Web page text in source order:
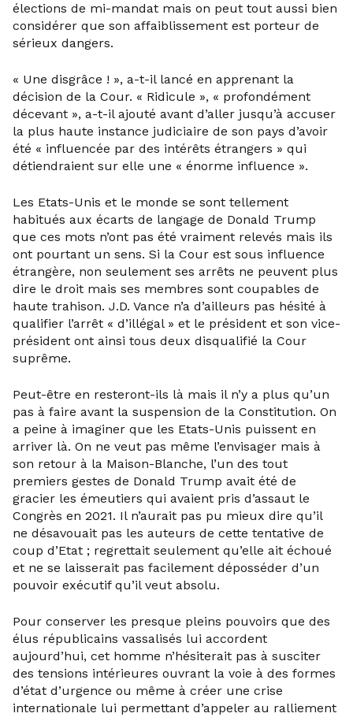
élections de mi-mandat mais on peut tout aussi bien
considérer que son affaiblissement est porteur de
sérieux dangers.
« Une disgrâce ! », a-t-il lancé en apprenant la
décision de la Cour. « Ridicule », « profondément
décevant », a-t-il ajouté avant d’aller jusqu’à accuser
la plus haute instance judiciaire de son pays d’avoir
été « influencée par des intérêts étrangers » qui
détiendraient sur elle une « énorme influence ».
Les Etats-Unis et le monde se sont tellement
habitués aux écarts de langage de Donald Trump
que ces mots n’ont pas été vraiment relevés mais ils
ont pourtant un sens. Si la Cour est sous influence
étrangère, non seulement ses arrêts ne peuvent plus
dire le droit mais ses membres sont coupables de
haute trahison. J.D. Vance n’a d’ailleurs pas hésité à
qualifier l’arrêt « d’illégal » et le président et son vice-
président ont ainsi tous deux disqualifié la Cour
suprême.
Peut-être en resteront-ils là mais il n’y a plus qu’un
pas à faire avant la suspension de la Constitution. On
a peine à imaginer que les Etats-Unis puissent en
arriver là. On ne veut pas même l’envisager mais à
son retour à la Maison-Blanche, l’un des tout
premiers gestes de Donald Trump avait été de
gracier les émeutiers qui avaient pris d’assaut le
Congrès en 2021. Il n’aurait pas pu mieux dire qu’il
ne désavouait pas les auteurs de cette tentative de
coup d’Etat ; regrettait seulement qu’elle ait échoué
et ne se laisserait pas facilement déposséder d’un
pouvoir exécutif qu’il veut absolu.
Pour conserver les presque pleins pouvoirs que des
élus républicains vassalisés lui accordent
aujourd’hui, cet homme n’hésiterait pas à susciter
des tensions intérieures ouvrant la voie à des formes
d’état d’urgence ou même à créer une crise
internationale lui permettant d’appeler au ralliement